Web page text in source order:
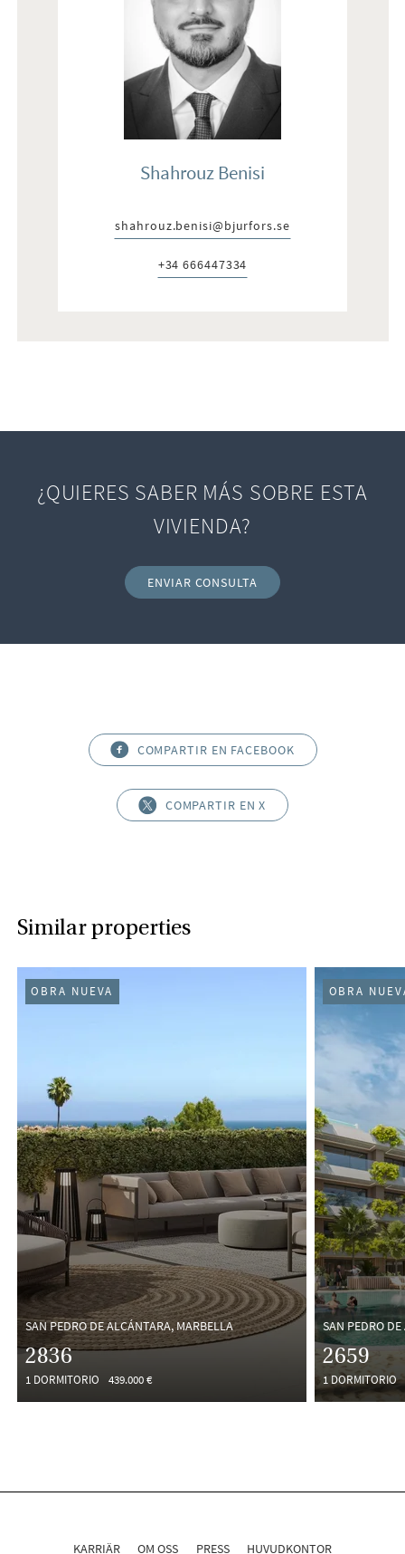
Shahrouz Benisi
E-post:
shahrouz.benisi@bjurfors.se
Telefon:
+34 666447334
¿QUIERES SABER MÁS SOBRE ESTA
VIVIENDA?
ENVIAR CONSULTA
COMPARTIR EN FACEBOOK
COMPARTIR EN X
Similar properties
SAN PEDRO DE ALCÁNTARA, MARBELLA
2836
1 DORMITORIO 439.000 €
OBRA NUEVA
SAN PEDRO
2659
1 DORMITORIO
OBRA
KARRIÄR OM OSS PRESS HUVUDKONTOR